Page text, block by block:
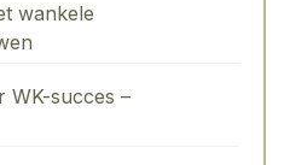
wankele
WK-succes –